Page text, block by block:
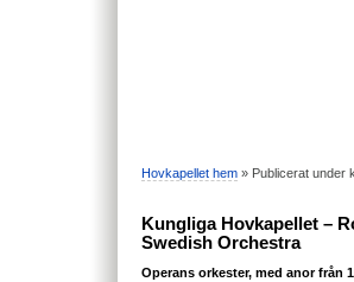
Hovkapellet hem » Publicerat under
Kungliga Hovkapellet –
Swedish Orchestra
Operans orkester, med anor från